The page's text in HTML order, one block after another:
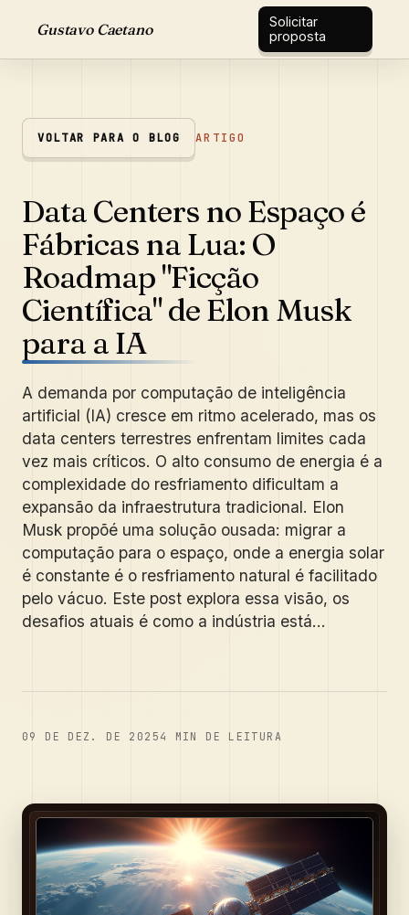
Gustavo Caetano
Solicitar
proposta
VOLTAR PARA O BLOG ARTIGO
Data Centers no Espaço é
Fábricas na Lua: O
Roadmap "Ficção
Científica" de Elon Musk
para a IA
A demanda por computação de inteligência
artificial (IA) cresce em ritmo acelerado, mas os
data centers terrestres enfrentam limites cada
vez mais críticos. O alto consumo de energia é a
complexidade do resfriamento dificultam a
expansão da infraestrutura tradicional. Elon
Musk propõé uma solução ousada: migrar a
computação para o espaço, onde a energia solar
é constante é o resfriamento natural é facilitado
pelo vácuo. Este post explora essa visão, os
desafios atuais é como a indústria está...
09 DE DEZ. DE 2025 4 MIN DE LEITURA